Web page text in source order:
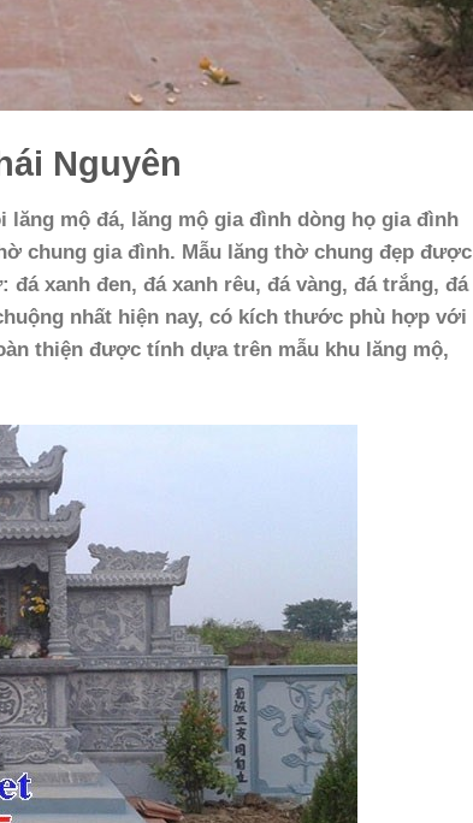
Nguyên
lăng mộ đá, lăng mộ gia đình dòng họ gia đình
chung gia đình. Mẫu lăng thờ chung đẹp được
xanh đen, đá xanh rêu, đá vàng, đá trắng, đá
nhất hiện nay, có kích thước phù hợp với
thiện được tính dựa trên mẫu khu lăng mộ,